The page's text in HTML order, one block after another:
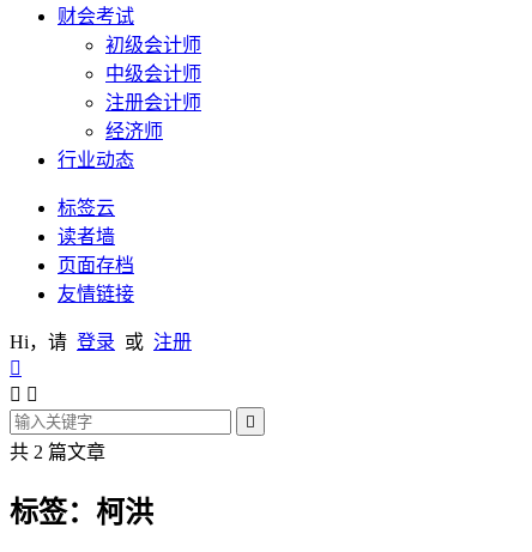
财会考试
初级会计师
中级会计师
注册会计师
经济师
行业动态
标签云
读者墙
页面存档
友情链接
Hi，请 登录 或 注册

 

共 2 篇文章
标签：柯洪